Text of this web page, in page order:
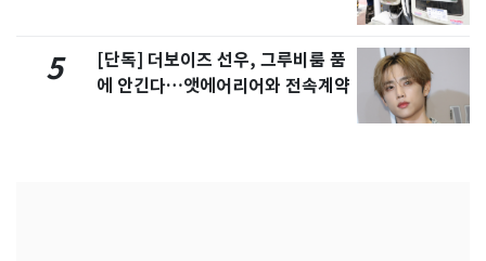
5
[단독] 더보이즈 선우, 그루비룸 품
에 안긴다…앳에어리어와 전속계약